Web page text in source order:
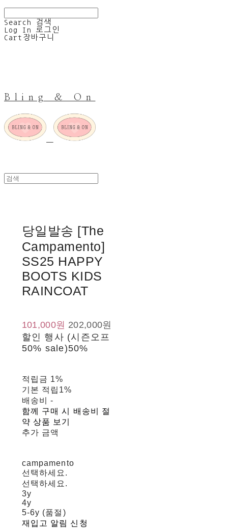
Search
검색
Log In
로그인
Cart 장바구니
Bling & On
당일발송 [The
Campamento]
SS25 HAPPY
BOOTS KIDS
RAINCOAT
101,000원 202,000원
할인 행사 (시즌오프
50% sale)50%
적립금 1%
기본 적립 1%
배송비-
함께 구매 시 배송비 절
약 상품 보기
추가 금액
campamento
선택하세요.
선택하세요.
3y
4y
5-6y (품절)
재입고 알림 신청